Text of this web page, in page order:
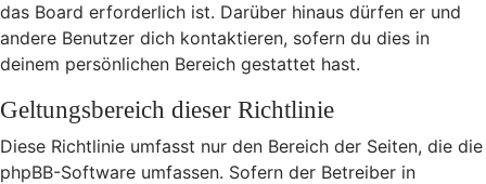
das Board erforderlich ist. Darüber hinaus dürfen er und
andere Benutzer dich kontaktieren, sofern du dies in
deinem persönlichen Bereich gestattet hast.
Geltungsbereich dieser Richtlinie
Diese Richtlinie umfasst nur den Bereich der Seiten, die die
phpBB-Software umfassen. Sofern der Betreiber in